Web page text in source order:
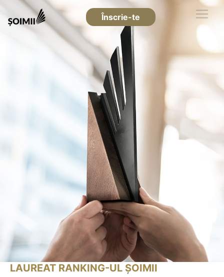
Înscrie-te
LAUREAT RANKING-UL ȘOIMII